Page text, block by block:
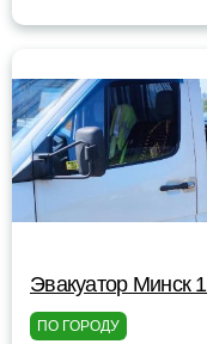
Эвакуатор Минск
ПО ГОРОДУ